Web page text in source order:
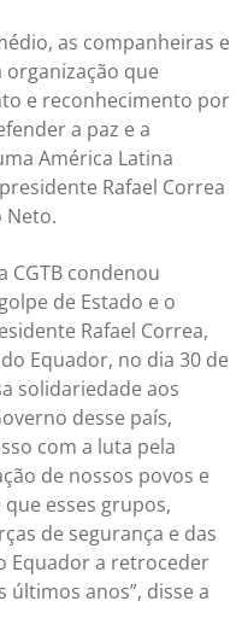
as companheiras e
que
e reconhecimento por
a paz e a
América Latina
Rafael Correa
Neto.
CGTB condenou
de Estado e o
Rafael Correa,
Equador, no dia 30 de
solidariedade aos
desse país,
com a luta pela
de nossos povos e
esses grupos,
de segurança e das
Equador a retroceder
anos”, disse a